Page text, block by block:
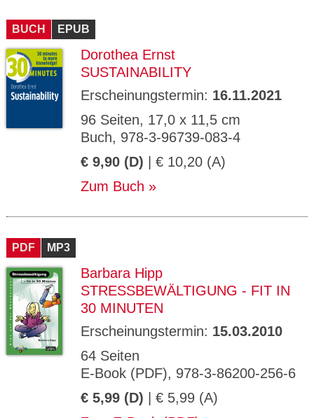
BUCH EPUB
Dorothea Ernst
SUSTAINABILITY
Erscheinungstermin: 16.11.2021
96 Seiten, 17,0 x 11,5 cm
Buch, 978-3-96739-083-4
€ 9,90 (D) | € 10,20 (A)
Zum Buch
PDF MP3
Barbara Hipp
STRESSBEWÄLTIGUNG - FIT IN
30 MINUTEN
Erscheinungstermin: 15.03.2010
64 Seiten
E-Book (PDF), 978-3-86200-256-6
€ 5,99 (D) | € 5,99 (A)